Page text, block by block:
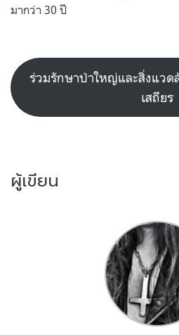
มากว่า 30 ปี
ร่วมรักษาป่าใหญ่และสิ่งแว
เสถียร
ผู้เขียน